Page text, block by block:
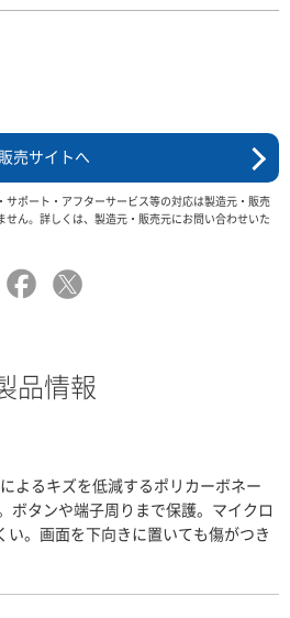
販売サイトへ
サポート・アフターサービス等の対応は製造元・販売
ん。詳しくは、製造元・販売元にお問い合わせいた
品情報
よるキズを低減するポリカーボネー
ボタンや端子周りまで保護。マイクロ
い。画面を下向きに置いても傷がつき